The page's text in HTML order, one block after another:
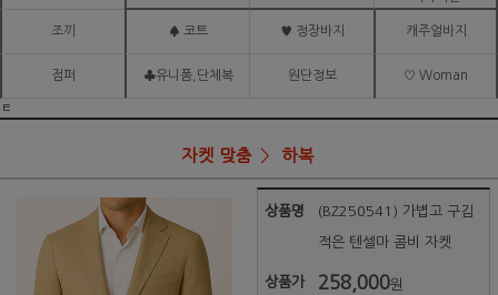
조끼 ♠ 코트 ♥ 정장바지 캐주얼바지
점퍼 ♣유니폼,단체복 원단정보 ♡ Woman
ㅌ
자켓 맞춤 하복
상품명 (BZ250541) 가볍고 구김
적은 텐셀마 콤비 자켓
상품가 258,000원